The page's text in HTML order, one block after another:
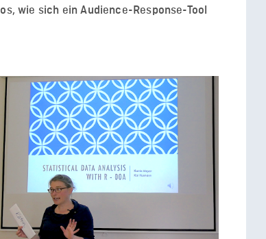
s, wie sich einAudience-Response-Tool